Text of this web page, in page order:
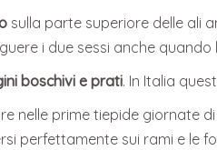
sulla parte superiore delle ali
i due sessi anche
boschivi e prati. In Italia
nelle prime tiepide giornate di
perfettamente sui rami e le